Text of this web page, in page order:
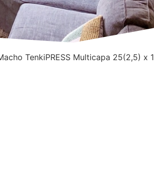
TenkiPRESS Multicapa 25(2,5) x 1